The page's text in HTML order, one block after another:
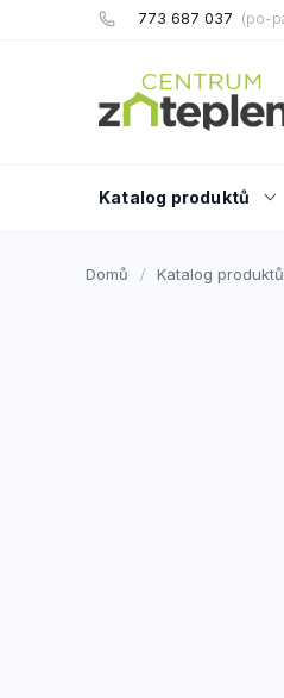
773 687 037
Katalog produktů
Domů Katalog produktů